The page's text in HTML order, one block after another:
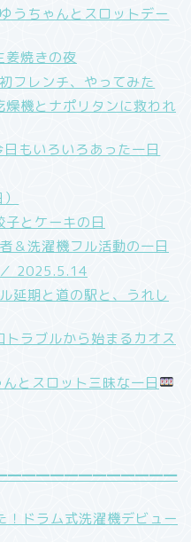
うちゃんとスロットデー
姜焼きの夜
フレンチ、やってみた
燥機とナポリタンに救われ
もいろいろあった一日
とケーキの日
＆洗濯機フル活動の一日
2025.5.14
延期と道の駅と、うれし
トラブルから始まるカオス
とスロット三昧な一日
！ドラム式洗濯機デビュー